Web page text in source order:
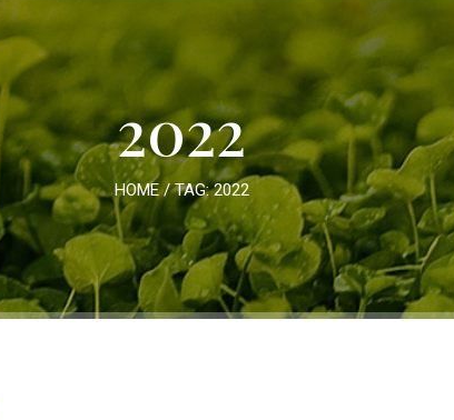
2022
HOME/ TAG:2022